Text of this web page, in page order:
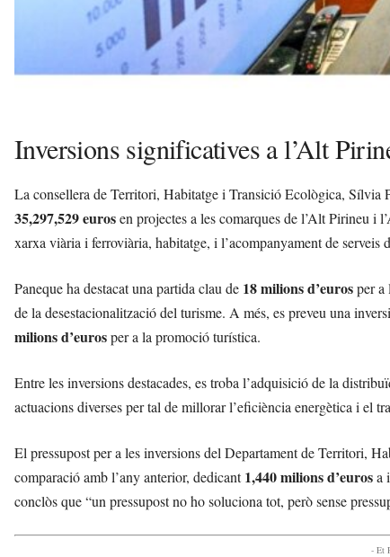
Inversions significatives a l’Alt
La consellera de Territori, Habitatge i Transició Ecològica, Sílvia
35,297,529 eurosen projectes a les comarques de l’Alt Pirineu i
xarxa viària i ferroviària, habitatge, i l’acompanyament de serveis
Paneque ha destacat una partida clau de 18 milions d’eurosper a
de la desestacionalització del turisme. A més, es preveu una
milions d’eurosper a la promoció turística.
Entre les inversions destacades, es troba l’adquisició de la
actuacions diverses per tal de millorar l’eficiència energètica i el
El pressupost per a les inversions del Departament de Territori,
comparació amb l’any anterior, dedicant1,440 milions d’eurosa
conclòs que “un pressupost no ho soluciona tot, però sense
- Et